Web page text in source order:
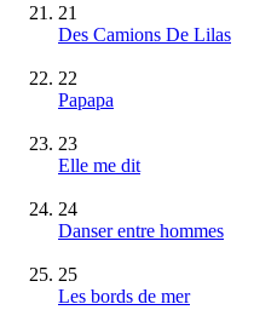
21
Des Camions De Lilas
22
Papapa
23
Elle me dit
24
Danser entre hommes
25
Les bords de mer